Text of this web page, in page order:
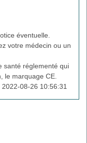
éventuelle.
votre médecin ou un
santé réglementé qui
le marquage CE.
2022-08-26 10:56:31